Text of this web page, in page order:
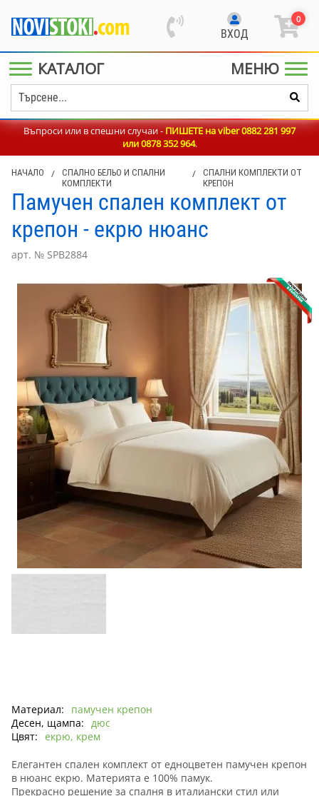
ВХОД
0
КАТАЛОГ МЕНЮ
Въпроси или в спешни случаи -ПИШЕТЕ на viber 0882 281 997
или0878 352 964.
НАЧАЛО /
СПАЛНО БЕЛЬО И СПАЛНИ
КОМПЛЕКТИ
/
СПАЛНИ КОМПЛЕКТИ ОТ
КРЕПОН
Памучен спален комплект от
крепон - екрю нюанс
арт. № SPB2884
Материал:
памучен крепон
Десен, щампа:
дюс
Цвят: екрю, крем
Елегантен спален комплект от едноцветен памучен крепон
в нюанс екрю. Материята е 100% памук.
Прекрасно решение за спалня в италиански стил или